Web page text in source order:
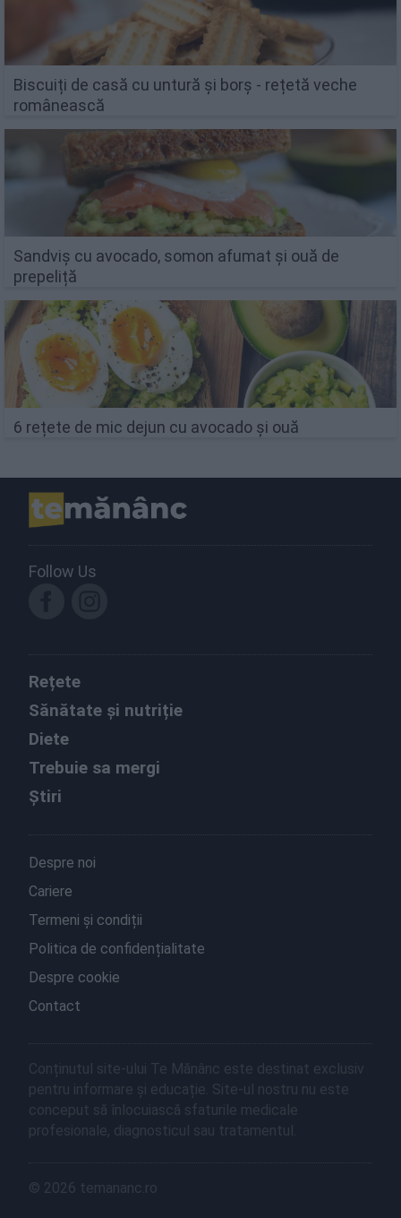
Biscuiți de casă cu untură și borș - rețetă veche
românească
Sandviș cu avocado, somon afumat și ouă de
prepeliță
6 rețete de mic dejun cu avocado și ouă
Follow Us
Rețete
Sănătate și nutriție
Diete
Trebuie sa mergi
Știri
Despre noi
Cariere
Termeni și condiții
Politica de confidențialitate
Despre cookie
Contact
Conținutul site-ului Te Mănânc este destinat exclusiv
pentru informare și educație. Site-ul nostru nu este
conceput să înlocuiască sfaturile medicale
profesionale, diagnosticul sau tratamentul.
© 2026 temananc.ro